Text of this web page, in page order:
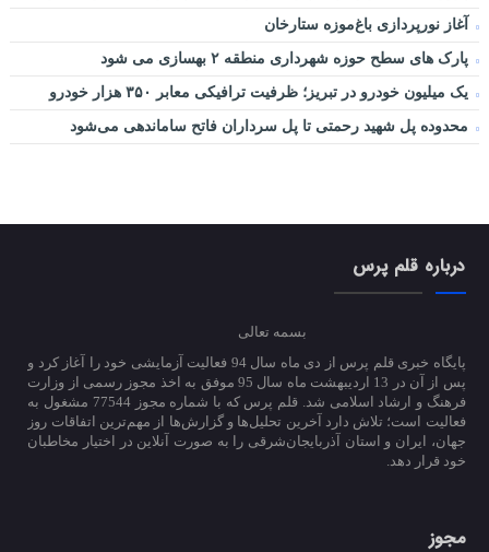
آغاز نورپردازی باغ‌موزه ستارخان
پارک های سطح حوزه شهرداری منطقه ۲ بهسازی می شود
یک میلیون خودرو در تبریز؛ ظرفیت ترافیکی معابر ۳۵۰ هزار خودرو
محدوده پل شهید رحمتی تا پل سرداران فاتح ساماندهی می‌شود
درباره قلم پرس
بسمه تعالی
پایگاه خبری قلم پرس از دی ماه سال 94 فعالیت آزمایشی خود را آغاز کرد و
پس از آن در 13 اردیبهشت ماه سال 95 موفق به اخذ مجوز رسمی از وزارت
فرهنگ و ارشاد اسلامی شد. قلم پرس که با شماره مجوز 77544 مشغول به
فعالیت است؛ تلاش دارد آخرین تحلیل‌ها و گزارش‌ها از مهم‌ترین اتفاقات روز
جهان، ایران و استان آذربایجان‌شرقی را به صورت آنلاین در اختیار مخاطبان
خود قرار دهد.
مجوز